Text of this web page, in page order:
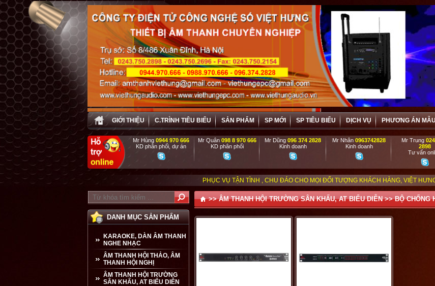
GIỚI THIỆU C.TRÌNH TIÊU BIỂU SẢN PHẨM SP MỚI SP TIÊU BIỂU DỊCH VỤ PHƯƠNG ÁN MẪU
Mr Hùng0944 970 666
KD phân phối, dự án
Mr Quân 098 8 970 666
KD phân phối
Mr Dũng096 374 2828
Kinh doanh
Mr Nhân0963742828
Kinh doanh
Mr Trung
2898
Tư vấn
PHỤC VỤ TẬN TÌNH , CHU ĐÁO CHO MỌI ĐỐI TƯỢNG KHÁCH HÀNG, VIỆT HƯNG ĐẶC BIỆT
DANH MỤC SẢN PHẨM
KARAOKE, DÀN ÂM THANH
NGHE NHẠC
ÂM THANH HỘI THẢO, ÂM
THANH HỘI NGHỊ
ÂM THANH HỘI TRƯỜNG
SÂN KHẤU, AT BIỂU DIỄN
>>ÂM THANH HỘI TRƯỜNG SÂN KHẤU, AT BIỂU DIỄN>>BỘ CHỐNG